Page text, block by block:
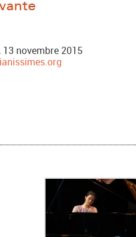
13 novembre 2015